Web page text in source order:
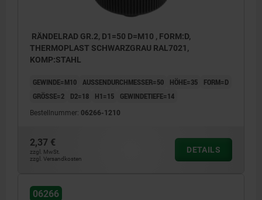
RÄNDELRAD GR.2, D1=50 D=M10 , FORM:D,
THERMOPLAST SCHWARZGRAU RAL7021,
KOMP:STAHL
GEWINDE=M10 AUSSENDURCHMESSER=50 HÖHE=35
FORM=D
GRÖSSE=2
D2=18 H1=15 GEWINDETIEFE=14
Bestellnummer: 06266-1210
2,37 €
zzgl. MwSt.
zzgl. Versandkosten
DETAILS
06266